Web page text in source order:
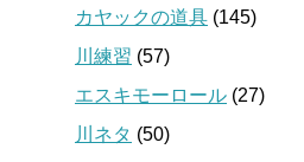
カヤックの道具 (145)
川練習 (57)
エスキモーロール (27)
川ネタ (50)